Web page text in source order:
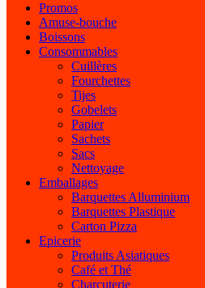
Promos
Amuse-bouche
Boissons
Consommables
Cuillères
Fourchettes
Tijes
Gobelets
Papier
Sachets
Sacs
Nettoyage
Emballages
Barquettes Alluminium
Barquettes Plastique
Carton Pizza
Epicerie
Produits Asiatiques
Café et Thé
Charcuterie